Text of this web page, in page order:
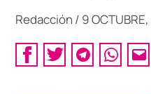
Redacción / 9